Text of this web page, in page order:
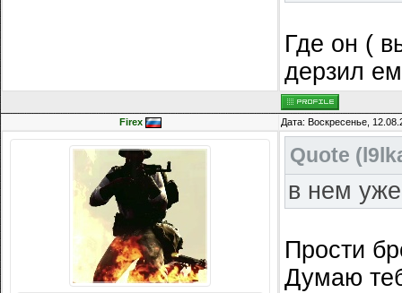
Где он (
дерзил
Firex Дата: Воскресенье,
Quote (
в нем
Прости
Думаю